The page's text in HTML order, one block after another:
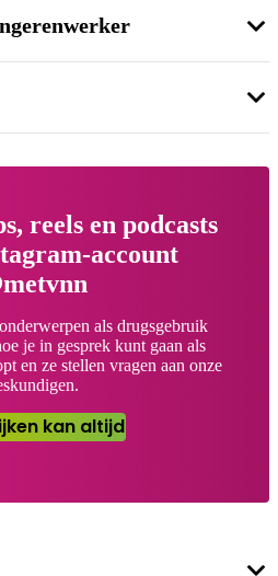
reels en podcasts
account
als drugsgebruik
je in gesprek kunt gaan als
en ze stellen vragen aan onze
kan altijd